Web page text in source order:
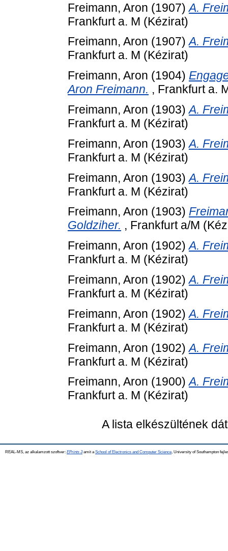
Freimann, Aron (1907)A.
Frankfurt a. M (Kézirat)
Freimann, Aron (1907)A.
Frankfurt a. M (Kézirat)
Freimann, Aron (1904)
Aron Freimann. , Frankfurt a.
Freimann, Aron (1903)A.
Frankfurt a. M (Kézirat)
Freimann, Aron (1903)A.
Frankfurt a. M (Kézirat)
Freimann, Aron (1903)A.
Frankfurt a. M (Kézirat)
Freimann, Aron (1903)
Goldziher. , Frankfurt a/M
Freimann, Aron (1902)A.
Frankfurt a. M (Kézirat)
Freimann, Aron (1902)A.
Frankfurt a. M (Kézirat)
Freimann, Aron (1902)A.
Frankfurt a. M (Kézirat)
Freimann, Aron (1902)A.
Frankfurt a. M (Kézirat)
Freimann, Aron (1900)A.
Frankfurt a. M (Kézirat)
A lista elkészültének
REAL-MS, az alkalamzott szoftver: EPrints 3amit a School of Electronics and Computer Science , University of Southampton